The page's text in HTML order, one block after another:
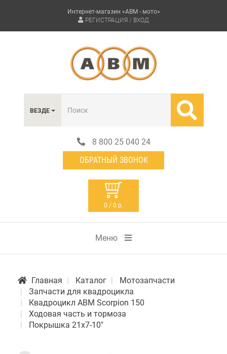
Интернет-магазин «АВМ - мото»
РЕГИСТРАЦИЯ / ВХОД
ВЕЗДЕ
8 800 25 040 24
ОБРАТНЫЙ ЗВОНОК
0 / 0 р.
Меню
Главная Каталог
Мотозапчасти
Запчасти для квадроцикла
Квадроцикл АВМ Scorpion 150
Ходовая часть и тормоза
Покрышка 21х7-10"